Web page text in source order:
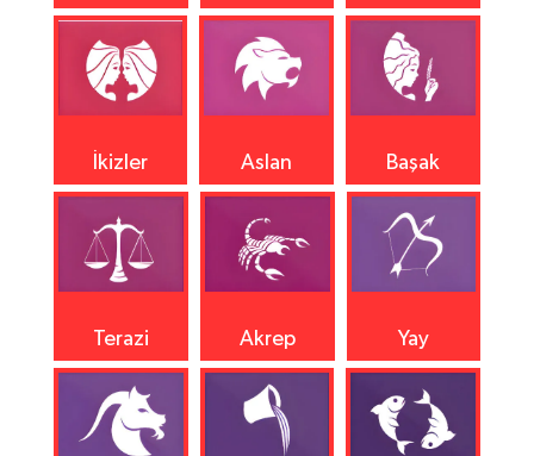
İkizler Aslan Başak
Terazi Akrep Yay